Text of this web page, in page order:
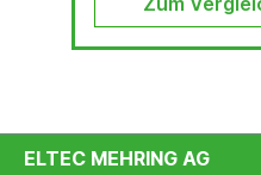
ELTEC MEHRING AG